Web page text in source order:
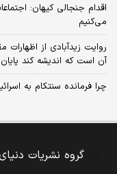
اقدام جنجالی کیهان:
می‌کنیم
روایت زیدآبادی از اظهارات
آن است که اندیشه کند پایان
چرا فرمانده سنتکام به
گروه نشریات